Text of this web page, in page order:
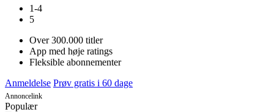
1-4
5
Over 300.000 titler
App med høje ratings
Fleksible abonnementer
Anmeldelse Prøv gratis i 60 dage
Annoncelink
Populær